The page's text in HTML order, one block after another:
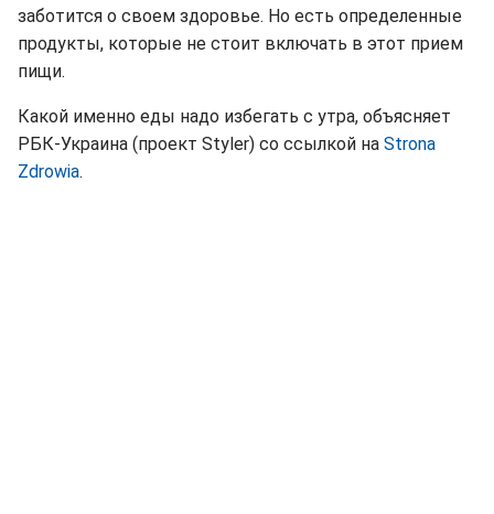
заботится о своем здоровье. Но есть определенные
продукты, которые не стоит включать в этот прием
пищи.
Какой именно еды надо избегать с утра, объясняет
РБК-Украина (проект Styler) со ссылкой на Strona
Zdrowia.